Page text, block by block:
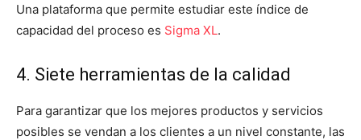
Una plataforma que permite estudiar este índice de
capacidad del proceso es Sigma XL.
4. Siete herramientas de la calidad
Para garantizar que los mejores productos y servicios
posibles se vendan a los clientes a un nivel constante, las